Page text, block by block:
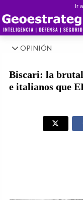
Ir
OPINIÓN
Biscari: la
e italianos que